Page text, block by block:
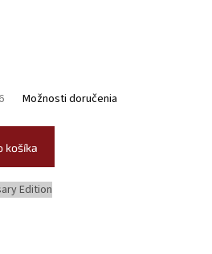
Možnosti doručenia
košíka
Edition